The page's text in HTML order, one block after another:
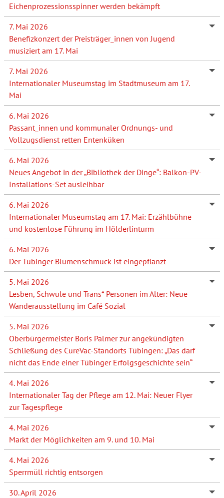
Eichenprozessionsspinner werden bekämpft
7. Mai 2026
Benefizkonzert der Preisträger_innen von Jugend
musiziert am 17. Mai
7. Mai 2026
Internationaler Museumstag im Stadtmuseum am 17.
Mai
6. Mai 2026
Passant_innen und kommunaler Ordnungs- und
Vollzugsdienst retten Entenküken
6. Mai 2026
Neues Angebot in der „Bibliothek der Dinge“: Balkon-PV-
Installations-Set ausleihbar
6. Mai 2026
Internationaler Museumstag am 17. Mai: Erzählbühne
und kostenlose Führung im Hölderlinturm
6. Mai 2026
Der Tübinger Blumenschmuck ist eingepflanzt
5. Mai 2026
Lesben, Schwule und Trans* Personen im Alter: Neue
Wanderausstellung im Café Sozial
5. Mai 2026
Oberbürgermeister Boris Palmer zur angekündigten
Schließung des CureVac-Standorts Tübingen: „Das darf
nicht das Ende einer Tübinger Erfolgsgeschichte sein“
4. Mai 2026
Internationaler Tag der Pflege am 12. Mai: Neuer Flyer
zur Tagespflege
4. Mai 2026
Markt der Möglichkeiten am 9. und 10. Mai
4. Mai 2026
Sperrmüll richtig entsorgen
30. April 2026